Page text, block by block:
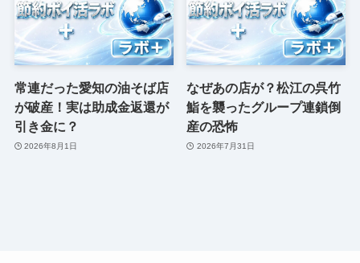
常連だった愛知の油そば店
が破産！実は助成金返還が
引き金に？
2026年8月1日
なぜあの店が？松江の呉竹
鮨を襲ったグループ連鎖倒
産の恐怖
2026年7月31日